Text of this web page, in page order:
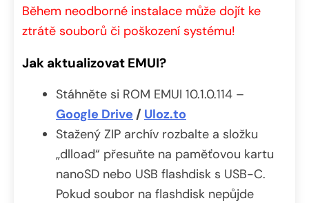
Během neodborné instalace může dojít ke
ztrátě souborů či poškození systému!
Jak aktualizovat EMUI?
Stáhněte si ROM EMUI 10.1.0.114 –
Google Drive / Uloz.to
Stažený ZIP archív rozbalte a složku
„dlload“ přesuňte na paměťovou kartu
nanoSD nebo USB flashdisk s USB-C.
Pokud soubor na flashdisk nepůjde